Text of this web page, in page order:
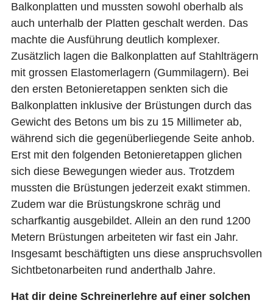
Balkonplatten und mussten sowohl oberhalb als
auch unterhalb der Platten geschalt werden. Das
machte die Ausführung deutlich komplexer.
Zusätzlich lagen die Balkonplatten auf Stahlträgern
mit grossen Elastomerlagern (Gummilagern). Bei
den ersten Betonieretappen senkten sich die
Balkonplatten inklusive der Brüstungen durch das
Gewicht des Betons um bis zu 15 Millimeter ab,
während sich die gegenüberliegende Seite anhob.
Erst mit den folgenden Betonieretappen glichen
sich diese Bewegungen wieder aus. Trotzdem
mussten die Brüstungen jederzeit exakt stimmen.
Zudem war die Brüstungskrone schräg und
scharfkantig ausgebildet. Allein an den rund 1200
Metern Brüstungen arbeiteten wir fast ein Jahr.
Insgesamt beschäftigten uns diese anspruchsvollen
Sichtbetonarbeiten rund anderthalb Jahre.
Hat dir deine Schreinerlehre auf einer solchen